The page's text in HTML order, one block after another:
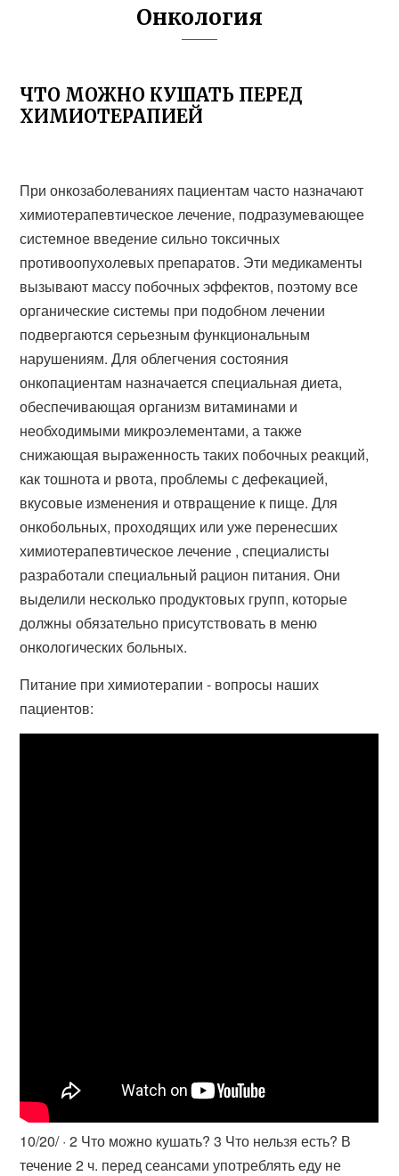
Онкология
ЧТО МОЖНО КУШАТЬ ПЕРЕД
ХИМИОТЕРАПИЕЙ
При онкозаболеваниях пациентам часто назначают
химиотерапевтическое лечение, подразумевающее
системное введение сильно токсичных
противоопухолевых препаратов. Эти медикаменты
вызывают массу побочных эффектов, поэтому все
органические системы при подобном лечении
подвергаются серьезным функциональным
нарушениям. Для облегчения состояния
онкопациентам назначается специальная диета,
обеспечивающая организм витаминами и
необходимыми микроэлементами, а также
снижающая выраженность таких побочных реакций,
как тошнота и рвота, проблемы с дефекацией,
вкусовые изменения и отвращение к пище. Для
онкобольных, проходящих или уже перенесших
химиотерапевтическое лечение , специалисты
разработали специальный рацион питания. Они
выделили несколько продуктовых групп, которые
должны обязательно присутствовать в меню
онкологических больных.
Питание при химиотерапии - вопросы наших
пациентов:
10/20/ · 2 Что можно кушать? 3 Что нельзя есть? В
течение 2 ч. перед сеансами употреблять еду не